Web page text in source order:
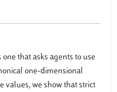
that asks agents to use
one-dimensional
values, we show that strict